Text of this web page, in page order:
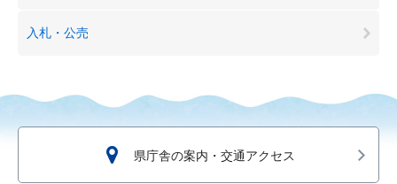
入札・公売
県庁舎の案内・交通アクセス